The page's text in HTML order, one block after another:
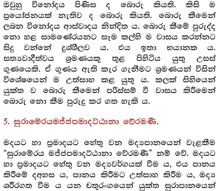
ඔවුහු විනෝදය පිණිස ද බොරු කියති. කිසි ම
ප්‍රයෝජනයක් නැතිව ද බොරු කියති. බොරු කීමෙන්
ලබන විනෝදය ආස්වාදය නින්දිත ය. බොරු කීමේ පුරුද්ද
නො හළ සාමණේරයනට සෑම කල්හි ම වාසය කරන්නට
සිදු වන්නේ දුශ්ශීලව ය. එය ඉතා භයානක ය.
සත්‍යවාදීත්වය ශ්‍ර‍මණයකු තුළ පිහිටිය යුතු උසස්
ගුණයෙකි. ඒ ගුණය ඇති කැර ගැනීමට ශ්‍ර‍මණයන් විසින්
විශේෂයෙන් ම උත්සාහ කළ යුතු ය. කලක් සිහියෙන්
යුක්ත ව බොරු කීමෙන් පරිස්සම් වී වාසය කිරීමෙන්
බොරු නො කීම පුරුදු කර ගත හැකි ය.
5. සුරාමේරයමජ්ජපමාදට්ඨානා වේරමණී.
මදයට හා ප්‍ර‍මාදයට හේතු වන මද්‍යපානයෙන් වැළකීම
“සුරාමේරය මජ්ජපමාදට්ඨානා වේරමණී” නම් වේ. මදයට
හා ප්‍ර‍මාදයට හේතු වන මද්‍යවර්ගයක් වීම ය, එය පානය
කිරීමේ දඅහස ය, පානය කිරීමට උත්සාහ කිරීම ය, මද්‍ය
ශරීරගත වීම ය යන චතුරංගයෙන් යුක්ත සුරාපානයෙන්